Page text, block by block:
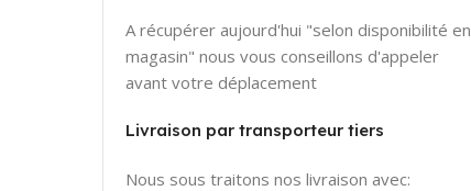
A récupérer aujourd'hui "selon disponibilité en
magasin" nous vous conseillons d'appeler
avant votre déplacement
Livraison par transporteur tiers
Nous sous traitons nos livraison avec: